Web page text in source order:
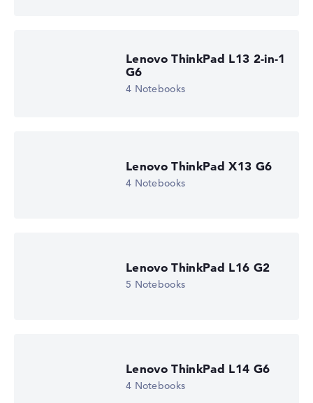
Lenovo ThinkPad L13 2-in-1
G6
4 Notebooks
Lenovo ThinkPad X13 G6
4 Notebooks
Lenovo ThinkPad L16 G2
5 Notebooks
Lenovo ThinkPad L14 G6
4 Notebooks